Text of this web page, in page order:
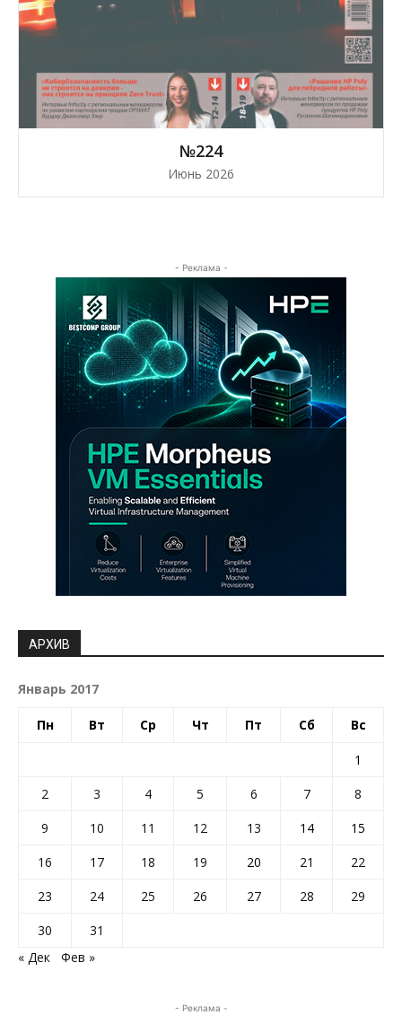
№224
Июнь 2026
- Реклама -
АРХИВ
Январь 2017
Пн Вт Ср Чт Пт Сб Вс
1
2
3 4 5 6 7
8
9
10 11 12 13 14
15
16
17 18 19 20 21
22
23
24 25 26 27 28
29
30
31
« Дек
Фев »
- Реклама -